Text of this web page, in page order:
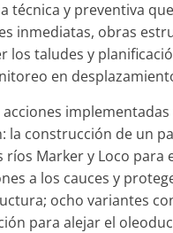
técnica y preventiva
inmediatas, obras
los taludes y
en
acciones
la construcción de un
ríos Marker y Loco para
a los cauces y
ocho variantes
para alejar el